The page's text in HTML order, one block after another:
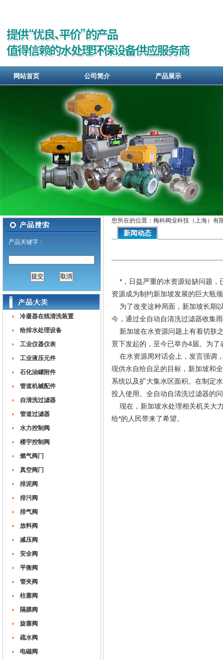
网站首页 公司简介 产品展示
产品关键字：
冷凝器在线清洗装置
给排水处理设备
工业仪器仪表
工业液压元件
石化油罐附件
管道机械配件
自清洗过滤器
管道过滤器
水力控制阀
楼宇控制阀
燃气阀门
真空阀门
排泥阀
排污阀
排气阀
放料阀
减压阀
安全阀
平衡阀
管夹阀
柱塞阀
隔膜阀
旋塞阀
疏水阀
电磁阀
您所在的位置：梅科阀业科技（上海）有
新闻动态
*，日益严重的水资源短缺问题，
资源成为制约新加坡发展的巨大瓶
为了改变这种局面，新加坡长期
今，通过全自动自清洗过滤器收集
新加坡在水资源问题上有着切肤
景下发起的，至今已举办4届。为了
在水资源周对话会上，发言强调
现供水自给自足的目标，新加坡和
系统以及扩大集水区面积。在制定
投入使用。全自动自清洗过滤器的
现在，新加坡水处理相关机关大
给*的人民带来了希望。